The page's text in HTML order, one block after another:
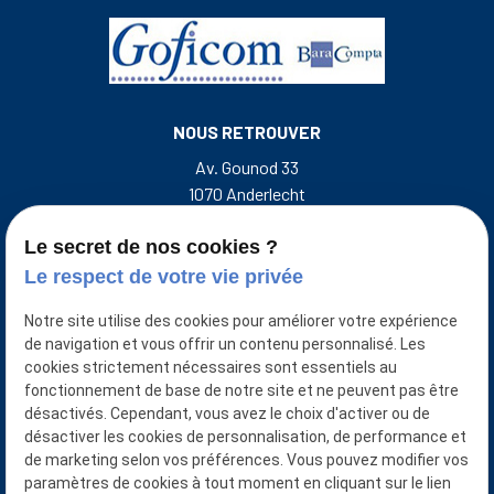
NOUS RETROUVER
Av. Gounod 33
1070 Anderlecht
7500 Tournai Belgique
+32 493 50 38 33
NUMÉRO D'ENTREPRISE
0401921874/0427871651
NUMÉRO D’AGRÉATION ITAA :
Goficom srl : 50.488.702
Le secret de nos cookies ?
Le respect de votre vie privée
Notre site utilise des cookies pour améliorer votre expérience
de navigation et vous offrir un contenu personnalisé. Les
cookies strictement nécessaires sont essentiels au
fonctionnement de base de notre site et ne peuvent pas être
désactivés. Cependant, vous avez le choix d'activer ou de
désactiver les cookies de personnalisation, de performance et
de marketing selon vos préférences. Vous pouvez modifier vos
paramètres de cookies à tout moment en cliquant sur le lien